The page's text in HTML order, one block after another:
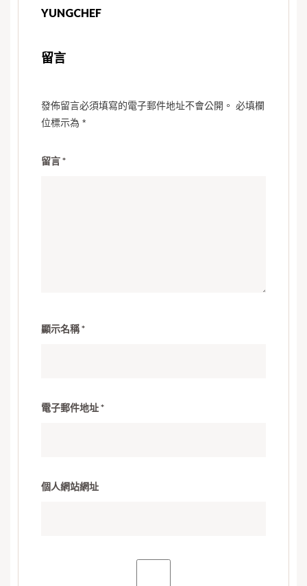
YUNGCHEF
留言
發佈留言必須填寫的電子郵件地址不會公開。 必填欄
位標示為 *
留言*
顯示名稱*
電子郵件地址*
個人網站網址